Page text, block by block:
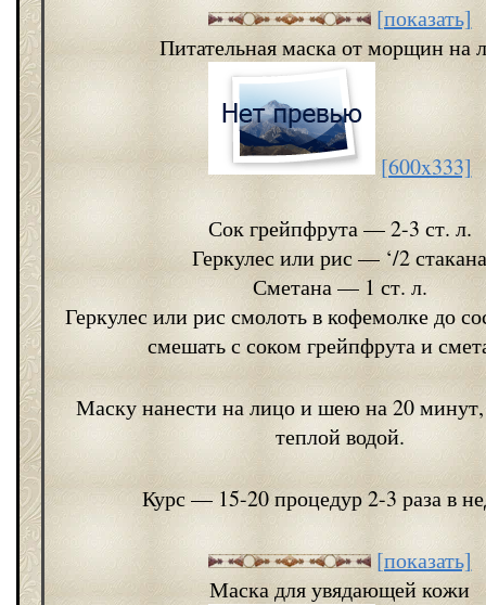
[показать]
Питательная маска от морщин на
[600x333]
Сок грейпфрута — 2-3 ст. л.
Геркулес или рис — ‘/2 стакана
Сметана — 1 ст. л.
Геркулес или рис смолоть в кофемолке до
смешать с соком грейпфрута и
Маску нанести на лицо и шею на 20
теплой водой.
Курс — 15-20 процедур 2-3 раза в
[показать]
Маска для увядающей кожи